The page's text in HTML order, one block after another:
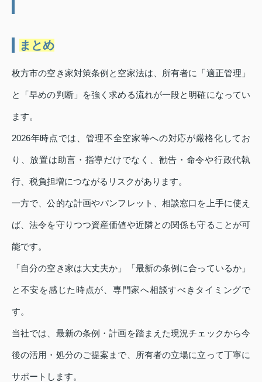
まとめ
枚方市の空き家対策条例と空家法は、所有者に「適正管理」
と「早めの判断」を強く求める流れが一段と明確になってい
ます。
2026年時点では、管理不全空家等への対応が厳格化してお
り、放置は助言・指導だけでなく、勧告・命令や行政代執
行、税負担増につながるリスクがあります。
一方で、公的な計画やパンフレット、相談窓口を上手に使え
ば、法令を守りつつ資産価値や近隣との関係も守ることが可
能です。
「自分の空き家は大丈夫か」「最新の条例に合っているか」
と不安を感じた時点が、専門家へ相談すべきタイミングで
す。
当社では、最新の条例・計画を踏まえた現況チェックから今
後の活用・処分のご提案まで、所有者の立場に立って丁寧に
サポートします。